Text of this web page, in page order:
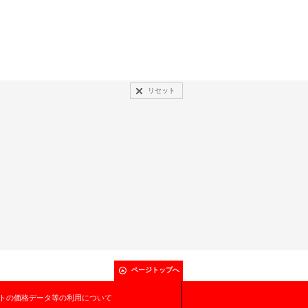
リセット
ページトップへ
の価格データ等の利用について